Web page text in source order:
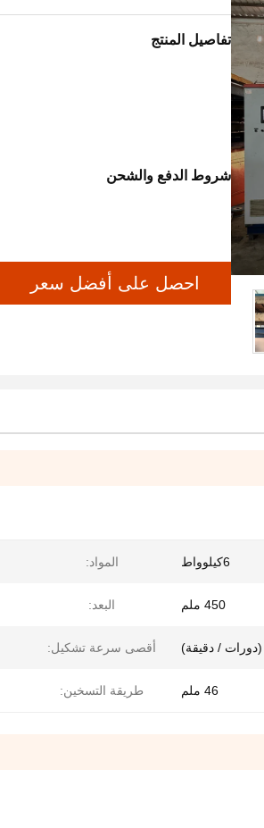
تفاصيل المنتج
شروط الدفع والشحن
احصل على أفضل سعر
6كيلوواط المواد:
450 ملم البعد:
أقصى سرعة تشكيل:
46 ملم طريقة التسخين: